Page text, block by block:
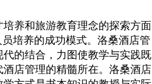
养和旅游教育理念的探索方面
培养的成功模式。洛桑酒店管
的结合，力图使教学与实践既
店管理的精髓所在。洛桑酒店